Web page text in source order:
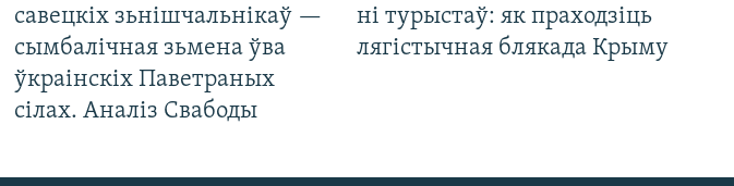
савецкіх зьнішчальнікаў —
сымбалічная зьмена ўва
ўкраінскіх Паветраных
сілах. Аналіз Свабоды
ні турыстаў: як праходзіць
лягістычная блякада Крыму